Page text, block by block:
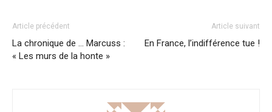
Article précédent
La chronique de … Marcuss :
« Les murs de la honte »
Article suivant
En France, l’indifférence tue !